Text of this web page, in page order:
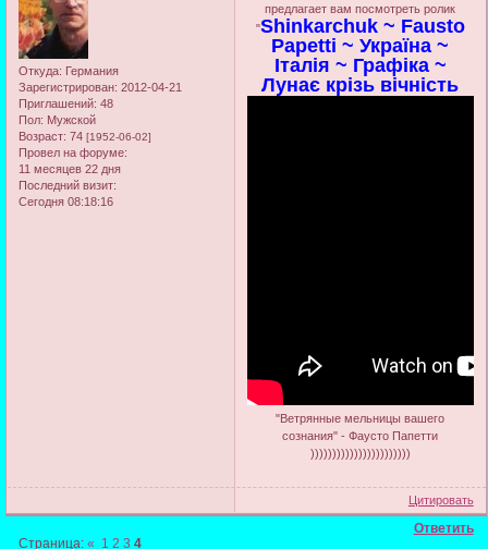
Откуда: Германия
Зарегистрирован: 2012-04-21
Приглашений: 48
Пол: Мужской
Возраст: 74 [1952-06-02]
Провел на форуме:
11 месяцев 22 дня
Последний визит:
Сегодня 08:18:16
предлагает вам посмотреть ролик
"Shinkarchuk ~ Fausto
Papetti ~ Україна ~
Iталiя ~ Графiка ~
Лунає крізь вічність
"Ветрянные мельницы вашего
сознания" - Фаусто Папетти
)))))))))))))))))))))))
Цитировать
Ответить
Страница:« 1 2 3 4